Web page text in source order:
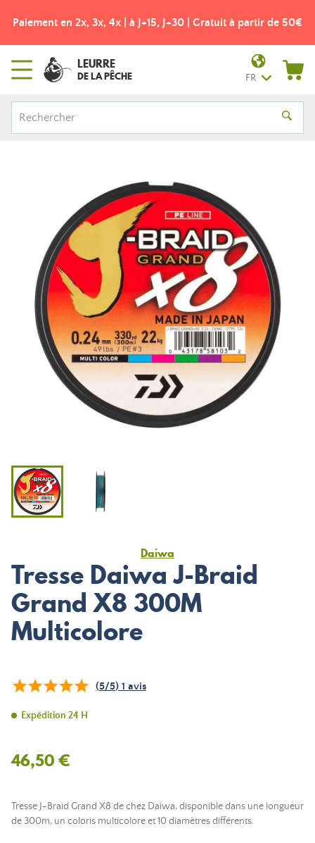
de 50€ Frais de port offerts dès 49€ ! - Point relais
LEURRE
DE LA PÊCHE FR
Daiwa
Tresse Daiwa J-Braid
Grand X8 300M
Multicolore
(5/5) 1 avis
Expédition 24 H
46,50 €
Tresse J-Braid Grand X8 de chez Daiwa, disponible dans une longueur
de 300m, un coloris multicolore et 10 diamètres différents.